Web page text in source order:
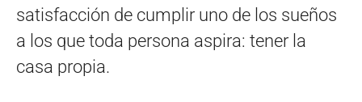
satisfacción de cumplir uno de los sueños
a los que toda persona aspira: tener la
casa propia.